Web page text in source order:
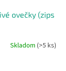
ovečky (zips
Skladom (>5 ks)